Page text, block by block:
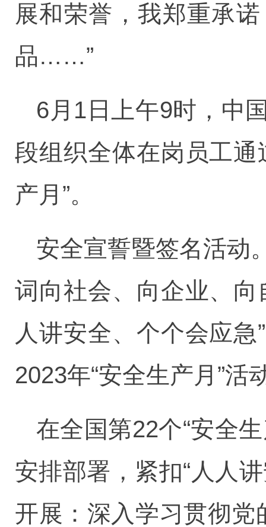
展和荣誉，我郑重承
品……”
6月1日上午9时，中
段组织全体在岗员工
产月”。
安全宣誓暨签名活动
词向社会、向企业、
人讲安全、个个会应
2023年“安全生产月”活
在全国第22个“安全
安排部署，紧扣“人人
开展：深入学习贯彻